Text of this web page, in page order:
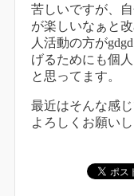
苦しいですが、
が楽しいなぁと
人活動の方が
げるためにも個
と思ってます。
最近はそんな感
よろしくお願いし